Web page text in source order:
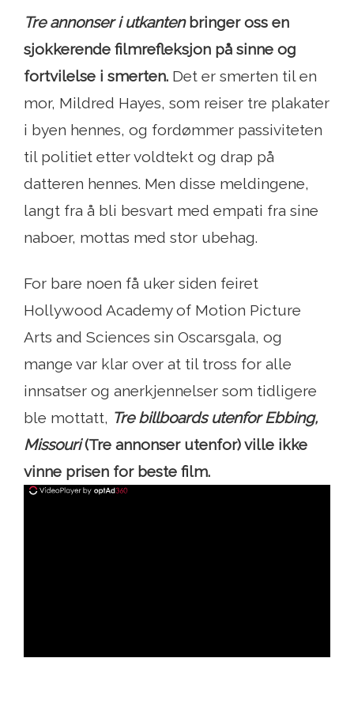
Tre annonser i utkantenbringer oss en
sjokkerende filmrefleksjon på sinne og
fortvilelse i smerten. Det er smerten til en
mor, Mildred Hayes, som reiser tre plakater
i byen hennes, og fordømmer passiviteten
til politiet etter voldtekt og drap på
datteren hennes. Men disse meldingene,
langt fra å bli besvart med empati fra sine
naboer, mottas med stor ubehag.
For bare noen få uker siden feiret
Hollywood Academy of Motion Picture
Arts and Sciences sin Oscarsgala, og
mange var klar over at til tross for alle
innsatser og anerkjennelser som tidligere
ble mottatt, Tre billboards utenfor Ebbing,
Missouri(Tre annonser utenfor) ville ikke
vinne prisen for beste film.